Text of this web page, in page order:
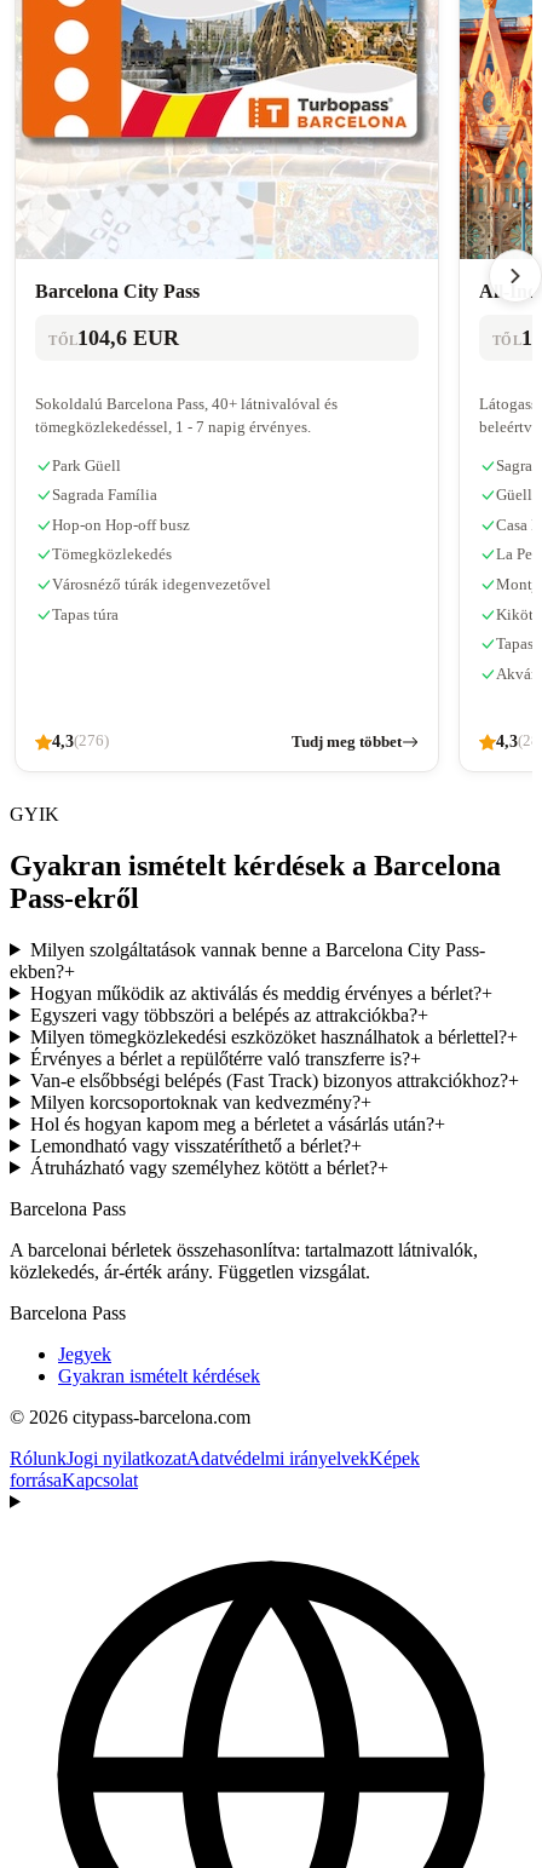
Barcelona City Pass
TŐL104,6 EUR
Sokoldalú Barcelona Pass, 40+ látnivalóval és
tömegközlekedéssel, 1 - 7 napig érvényes.
Park Güell
Sagrada Família
Hop-on Hop-off busz
Tömegközlekedés
Városnéző túrák idegenvezetővel
Tapas túra
4,3(276) Tudj meg többet
All-
TŐL
Güell
Casa
La
Tapas
4,3(28
GYIK
Gyakran ismételt kérdések a Barcelona
Pass-ekről
Milyen szolgáltatások vannak benne a Barcelona City Pass-
ekben?+
Hogyan működik az aktiválás és meddig érvényes a bérlet?+
Egyszeri vagy többszöri a belépés az attrakciókba?+
Milyen tömegközlekedési eszközöket használhatok a bérlettel?+
Érvényes a bérlet a repülőtérre való transzferre is?+
Van-e elsőbbségi belépés (Fast Track) bizonyos attrakciókhoz?+
Milyen korcsoportoknak van kedvezmény?+
Hol és hogyan kapom meg a bérletet a vásárlás után?+
Lemondható vagy visszatéríthető a bérlet?+
Átruházható vagy személyhez kötött a bérlet?+
Barcelona Pass
A barcelonai bérletek összehasonlítva: tartalmazott látnivalók,
közlekedés, ár-érték arány. Független vizsgálat.
Barcelona Pass
Jegyek
Gyakran ismételt kérdések
© 2026 citypass-barcelona.com
RólunkJogi nyilatkozatAdatvédelmi irányelvekKépek
forrásaKapcsolat